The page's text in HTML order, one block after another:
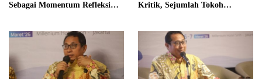
Sebagai Momentum Refleksi
bagi Indonesia
Kritik, Sejumlah Tokoh